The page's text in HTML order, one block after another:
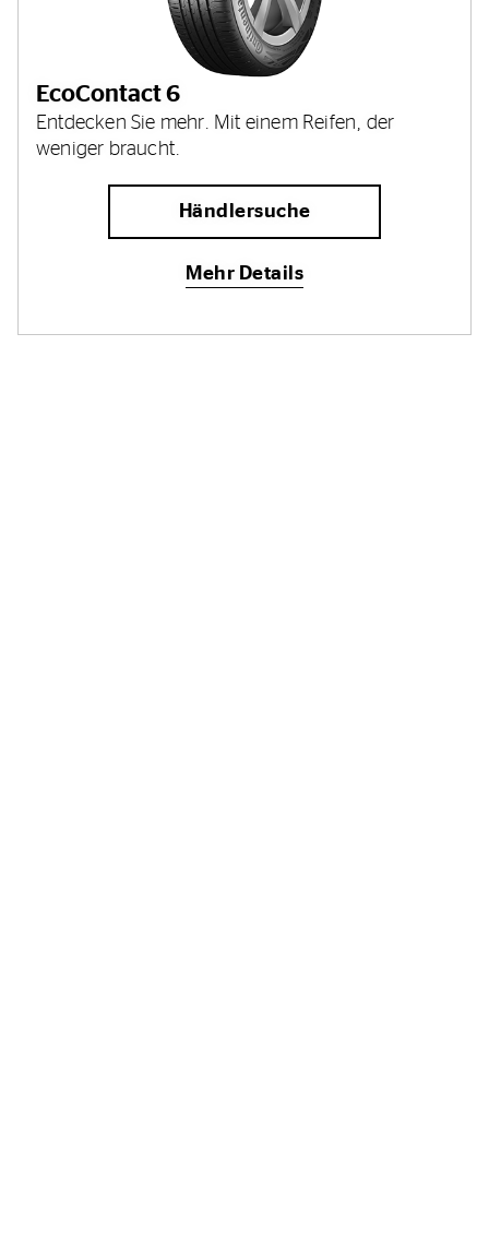
EcoContact 6
Entdecken Sie mehr. Mit einem Reifen, der
weniger braucht.
Händlersuche
Mehr Details